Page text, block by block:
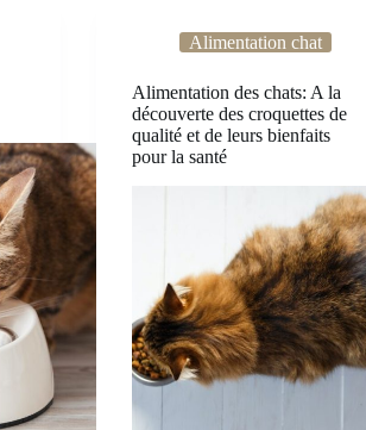
Alimentation chat
Alimentation des chats: A la
découverte des croquettes de
qualité et de leurs bienfaits
pour la santé